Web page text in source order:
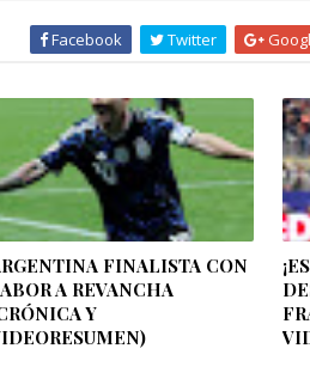
Facebook Twitter
FINALISTA CON
A REVANCHA
Y